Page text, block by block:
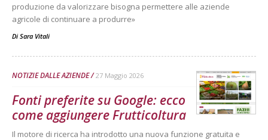
produzione da valorizzare bisogna permettere alle aziende
agricole di continuare a produrre»
Di Sara Vitali
NOTIZIE DALLE AZIENDE 27 Maggio 2026
Fonti preferite su Google: ecco
come aggiungere Frutticoltura
Il motore di ricerca ha introdotto una nuova funzione gratuita e